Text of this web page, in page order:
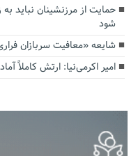
حمایت از مرزنشینان نباید به
شود
شایعه «معافیت سربازان
امیر اکرمی‌نیا: ارتش کاملاً